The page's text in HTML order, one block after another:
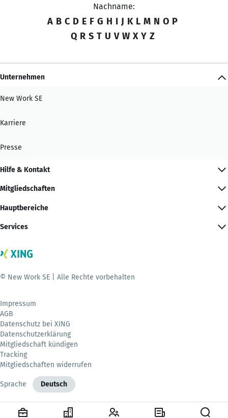
Nachname:
A B C D E F G H I J K L M N O P
Q R S T U V W X Y Z
Unternehmen
New Work SE
Karriere
Presse
Hilfe & Kontakt
Mitgliedschaften
Hauptbereiche
Services
© New Work SE | Alle Rechte vorbehalten
Impressum
AGB
Datenschutz bei XING
Datenschutzerklärung
Mitgliedschaft kündigen
Tracking
Mitgliedschaften widerrufen
Sprache Deutsch